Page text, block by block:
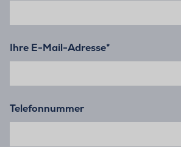
Ihre E-Mail-Adresse*
Telefonnummer